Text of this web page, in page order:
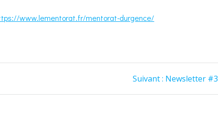
www.lementorat.fr/mentorat-durgence/
Suivant : Article
Newsletter #3